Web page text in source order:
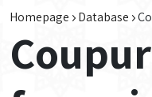
Homepage Database